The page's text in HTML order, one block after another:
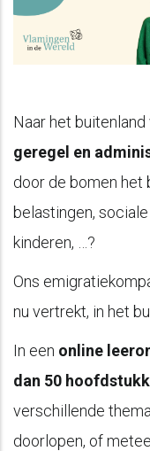
Naar het
geregel en
door de bomen het
belastingen,
kinderen, …?
Ons
nu vertrekt, in het
In een online
dan 50
verschillende
doorlopen, of